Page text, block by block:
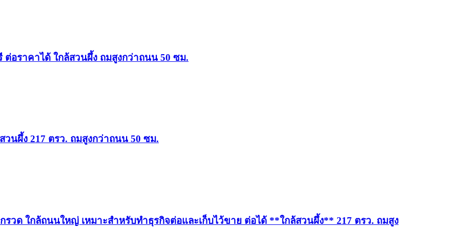
อราคาได้ ใกล้สวนผึ้ง ถมสูงกว่าถนน 50 ซม.
นผึ้ง 217 ตรว. ถมสูงกว่าถนน 50 ซม.
วด ใกล้ถนนใหญ่ เหมาะสำหรับทำธุรกิจต่อและเก็บไว้ขาย ต่อได้ **ใกล้สวนผึ้ง** 217 ตรว. ถมสูง